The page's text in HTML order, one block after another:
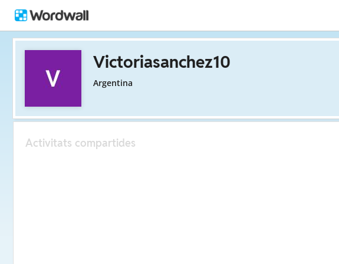
Victoriasanchez10
Argentina
Activitats compartides